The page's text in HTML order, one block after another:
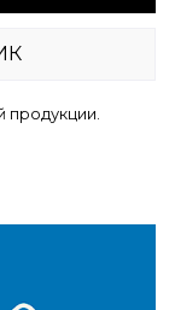
продукции.